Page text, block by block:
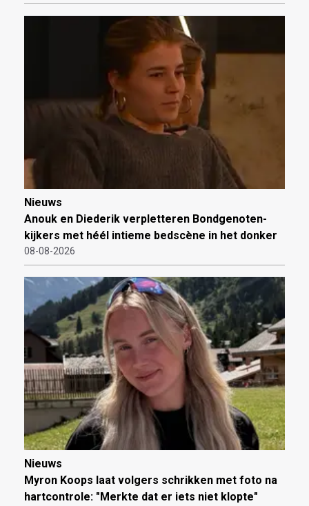
Nieuws
Anouk en Diederik verpletteren Bondgenoten-
kijkers met héél intieme bedscène in het donker
08-08-2026
Nieuws
Myron Koops laat volgers schrikken met foto na
hartcontrole: "Merkte dat er iets niet klopte"